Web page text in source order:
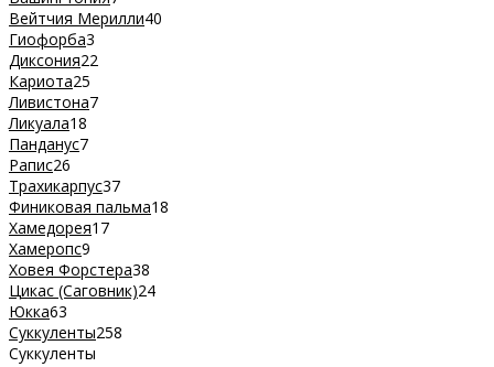
Вейтчия Мерилли40
Гиофорба3
Диксония22
Кариота25
Ливистона7
Ликуала18
Панданус7
Рапис26
Трахикарпус37
Финиковая пальма18
Хамедорея17
Хамеропс9
Ховея Форстера38
Цикас (Саговник)24
Юкка63
Суккуленты258
Суккуленты